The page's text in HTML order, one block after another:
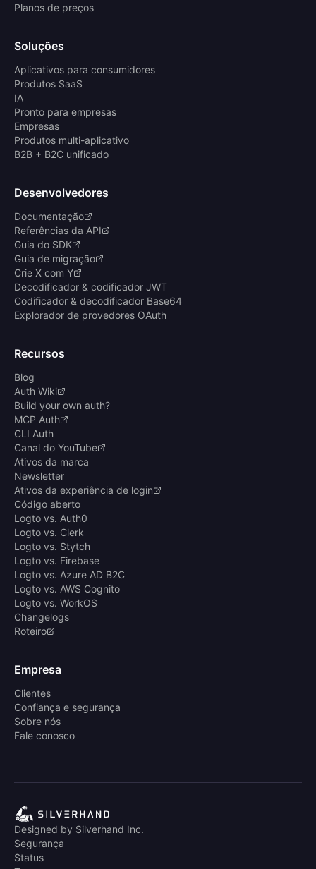
Planos de preços
Soluções
Aplicativos para consumidores
Produtos SaaS
IA
Pronto para empresas
Empresas
Produtos multi-aplicativo
B2B + B2C unificado
Desenvolvedores
Documentação
Referências da API
Guia do SDK
Guia de migração
Crie X com Y
Decodificador & codificador JWT
Codificador & decodificador Base64
Explorador de provedores OAuth
Recursos
Blog
Auth Wiki
Build your own auth?
MCP Auth
CLI Auth
Canal do YouTube
Ativos da marca
Newsletter
Ativos da experiência de login
Código aberto
Logto vs. Auth0
Logto vs. Clerk
Logto vs. Stytch
Logto vs. Firebase
Logto vs. Azure AD B2C
Logto vs. AWS Cognito
Logto vs. WorkOS
Changelogs
Roteiro
Empresa
Clientes
Confiança e segurança
Sobre nós
Fale conosco
Designed by Silverhand Inc.
Segurança
Status